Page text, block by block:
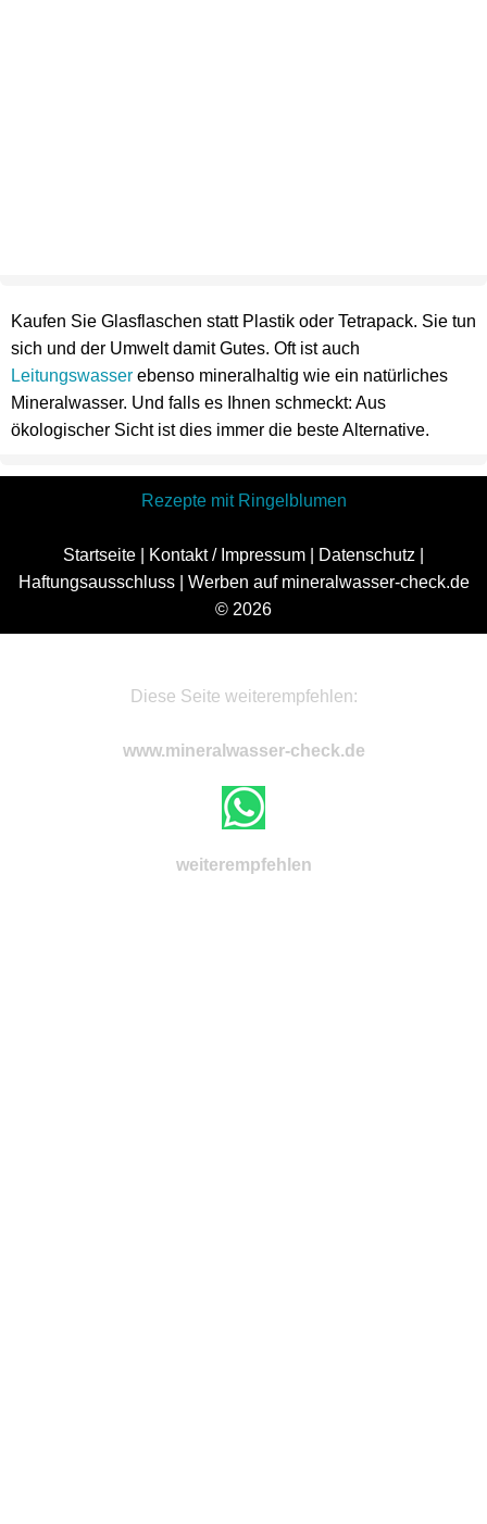
Kaufen Sie Glasflaschen statt Plastik oder Tetrapack. Sie tun
sich und der Umwelt damit Gutes. Oft ist auch
Leitungswasser ebenso mineralhaltig wie ein natürliches
Mineralwasser. Und falls es Ihnen schmeckt: Aus
ökologischer Sicht ist dies immer die beste Alternative.
Rezepte mit Ringelblumen
Startseite Kontakt / Impressum Datenschutz
Haftungsausschluss| Werben auf mineralwasser-check.de
© 2026
Diese Seite weiterempfehlen:
www.mineralwasser-check.de
weiterempfehlen